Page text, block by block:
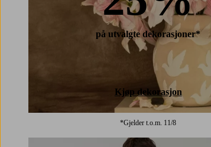
på utvalgte dekorasjoner*
Kjøp dekorasjon
*Gjelder t.o.m. 11/8